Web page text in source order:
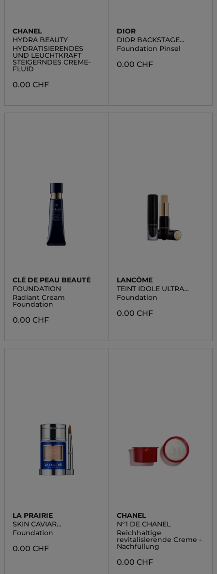
CHANEL
HYDRA BEAUTY
HYDRATISIERENDES
UND LEUCHTKRAFT
STEIGERNDES CREME-
FLUID
0.00 CHF
DIOR
DIOR BACKSTAGE
FOUNDATION BRUSH
N°11
Foundation Pinsel
0.00 CHF
CLÉ DE PEAU BEAUTÉ
FOUNDATION
Radiant Cream
Foundation
0.00 CHF
LANCÔME
TEINT IDOLE ULTRA
WEAR STICK
Foundation
0.00 CHF
LA PRAIRIE
SKIN CAVIAR
CONCEALER FOUNDATI
Foundation
0.00 CHF
CHANEL
N°1 DE CHANEL
Reichhaltige
revitalisierende Creme -
Nachfüllung
0.00 CHF